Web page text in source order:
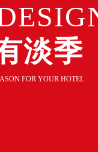
淡季
FOR YOUR HOTEL